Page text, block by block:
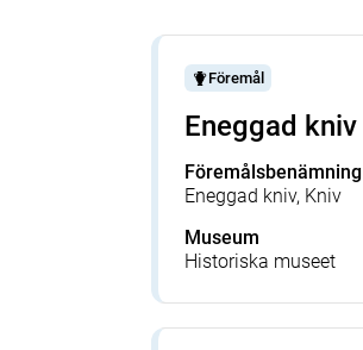
Föremål
Eneggad kniv
Föremålsbenämning
Eneggad kniv, Kniv
Museum
Historiska museet